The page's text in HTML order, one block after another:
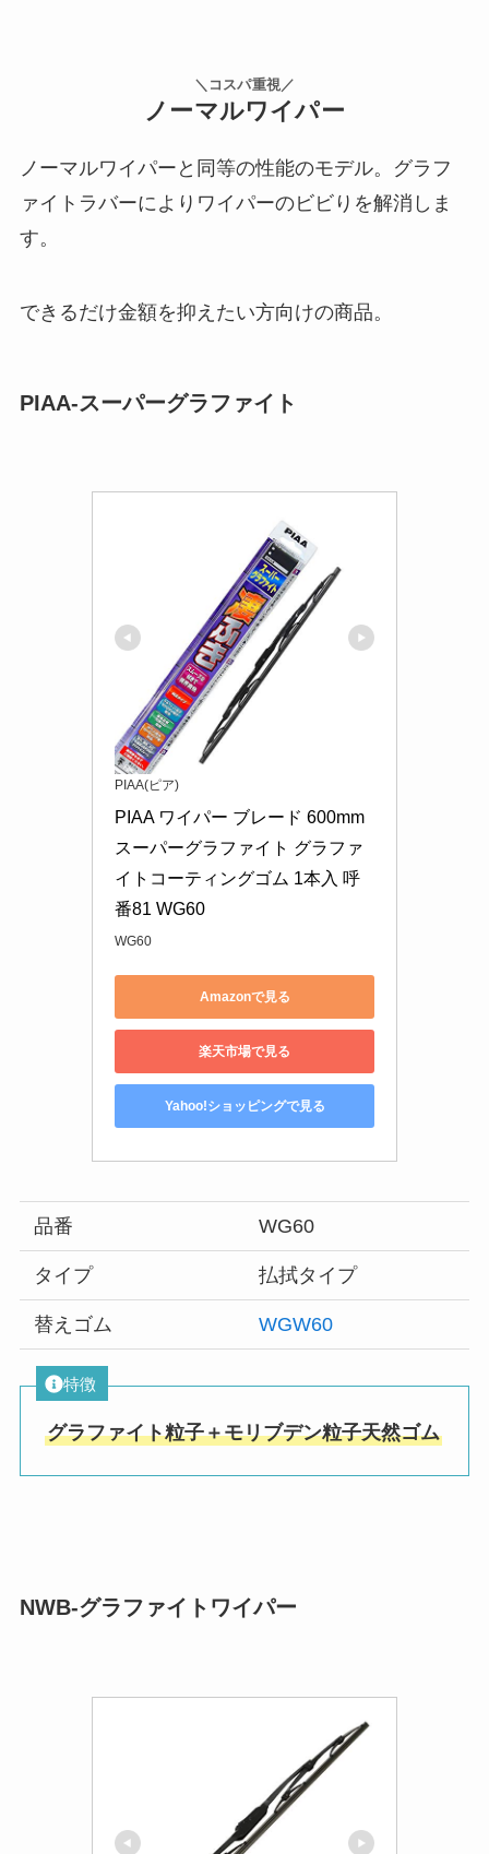
＼コスパ重視／
ノーマルワイパー
ノーマルワイパーと同等の性能のモデル。グラフ
ァイトラバーによりワイパーのビビりを解消しま
す。
できるだけ金額を抑えたい方向けの商品。
PIAA-スーパーグラファイト
PIAA(ピア)
PIAA ワイパー ブレード 600mm
スーパーグラファイト グラファ
イトコーティングゴム 1本入 呼
番81 WG60
WG60
Amazonで見る
楽天市場で見る
Yahoo!ショッピングで見る
品番 WG60
タイプ 払拭タイプ
替えゴム WGW60
特徴
グラファイト粒子＋モリブデン粒子天然ゴム
NWB-グラファイトワイパー